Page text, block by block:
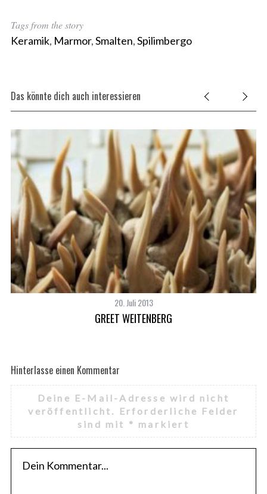
Tags from the story
Keramik, Marmor,Smalten,Spilimbergo
Das könnte dich auch interessieren
20. Juli 2013
GREET WEITENBERG
Hinterlasse einen Kommentar
Deine E-Mail-Adresse wird nicht
veröffentlicht.
Erforderliche Felder
sind mit * markiert